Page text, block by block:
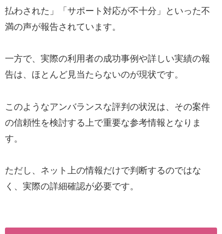
払わされた」「サポート対応が不十分」といった不
満の声が報告されています。
一方で、実際の利用者の成功事例や詳しい実績の報
告は、ほとんど見当たらないのが現状です。
このようなアンバランスな評判の状況は、その案件
の信頼性を検討する上で重要な参考情報となりま
す。
ただし、ネット上の情報だけで判断するのではな
く、実際の詳細確認が必要です。